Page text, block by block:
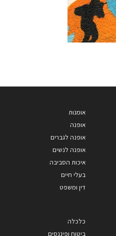
אומנות
אופנה
אופנה לגברים
אופנה לנשים
איכות הסביבה
בעלי חיים
דין ומשפט
כלכלה
ביטוח ופיננסים